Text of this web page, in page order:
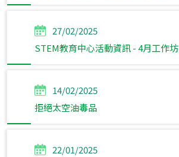
27/02/2025
STEM教育中心活動資訊 - 4月工作坊
14/02/2025
拒絕太空油毒品
22/01/2025